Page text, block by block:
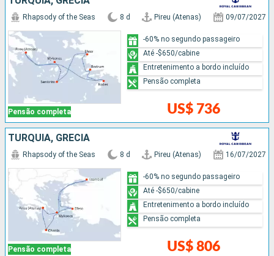
Pensão completa
Rhapsody of the Seas 8 d Pireu (Atenas) 09/07/2027
US$ 736
-60% no segundo passageiro
Até -$650/cabine
Entretenimento a bordo incluído
Pensão completa
TURQUIA, GRÉCIA
Pensão completa
Rhapsody of the Seas 8 d Pireu (Atenas) 16/07/2027
US$ 806
-60% no segundo passageiro
Até -$650/cabine
Entretenimento a bordo incluído
Pensão completa